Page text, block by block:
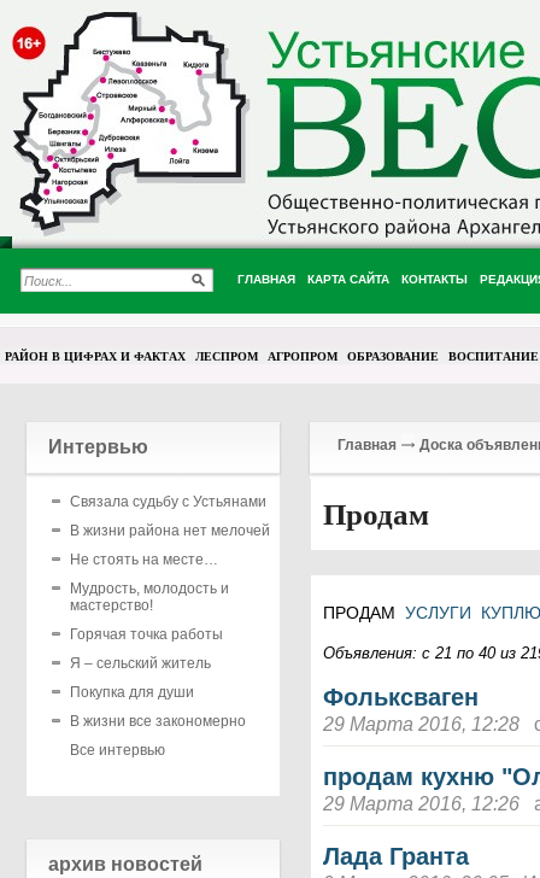
ГЛАВНАЯ КАРТА САЙТА КОНТАКТЫ
РАЙОН В ЦИФРАХ И ФАКТАХ ЛЕСПРОМ АГРОПРОМ ОБРАЗОВАНИЕ ВОСПИТАНИЕ
Интервью
Связала судьбу с Устьянами
В жизни района нет мелочей
Не стоять на месте…
Мудрость, молодость и
мастерство!
Горячая точка работы
Я – сельский житель
Покупка для души
В жизни все закономерно
Все интервью
архив новостей
Главная Доска
Продам
ПРОДАМ УСЛУГИ
Объявления: с 21 по 40 из
Фольксваген
29 Марта 2016, 12:28
продам кухню
29 Марта 2016, 12:26
Лада Гранта